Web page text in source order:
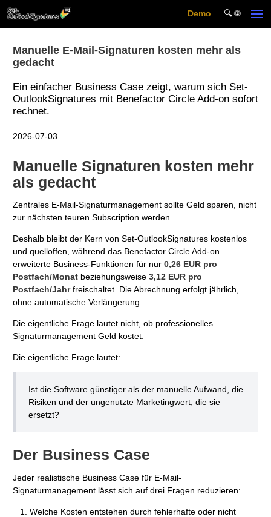
Demo 🔍︎ 🌐
Manuelle E-Mail-Signaturen kosten mehr als
gedacht
Ein einfacher Business Case zeigt, warum sich Set-
OutlookSignatures mit Benefactor Circle Add-on sofort
rechnet.
2026-07-03
Manuelle Signaturen kosten mehr
als gedacht
Zentrales E-Mail-Signaturmanagement sollte Geld sparen, nicht
zur nächsten teuren Subscription werden.
Deshalb bleibt der Kern von Set-OutlookSignatures kostenlos
und quelloffen, während das Benefactor Circle Add-on
erweiterte Business-Funktionen für nur 0,26 EUR pro
Postfach/Monat beziehungsweise 3,12 EUR pro
Postfach/Jahrfreischaltet. Die Abrechnung erfolgt jährlich,
ohne automatische Verlängerung.
Die eigentliche Frage lautet nicht, ob professionelles
Signaturmanagement Geld kostet.
Die eigentliche Frage lautet:
Ist die Software günstiger als der manuelle Aufwand, die
Risiken und der ungenutzte Marketingwert, die sie
ersetzt?
Der Business Case
Jeder realistische Business Case für E-Mail-
Signaturmanagement lässt sich auf drei Fragen reduzieren:
Welche Kosten entstehen durch fehlerhafte oder nicht